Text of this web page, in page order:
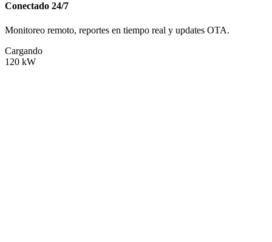
Conectado 24/7
Monitoreo remoto, reportes en tiempo real y updates OTA.
Cargando
120 kW